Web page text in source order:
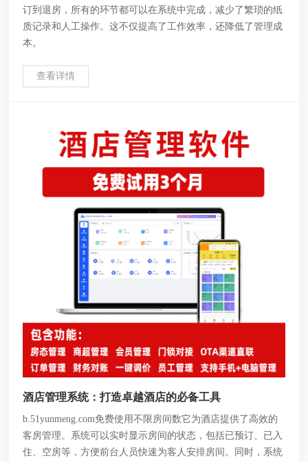
订到退房，所有的环节都可以在系统中完成，减少了繁琐的纸
质记录和人工操作。这不仅提高了工作效率，还降低了管理成
本。
查看详情
酒店管理系统：打造卓越酒店的必备工具
b.51yunmeng.com免费使用不限房间数它为酒店提供了高效的
客房管理。系统可以实时显示房间的状态，包括已预订、已入
住、空房等，方便前台人员快速为客人安排房间。同时，系统